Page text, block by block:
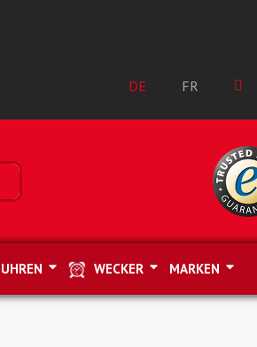
DE FR
WECKER MARKEN